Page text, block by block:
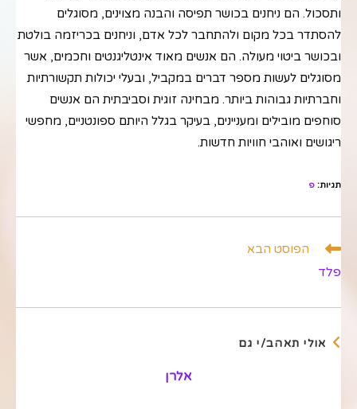
ותסכול. הם ניחנים בכושר תפיסה והבנה מצוינים, מסוגלים
להסתדר בכל מקום ולהתחבר לכל אדם, וניחנים בכריזמה בולטת
ובכושר ביטוי מעולה. הם אנשים מאוד אינטליגנטים וחכמים, אשר
מסוגלים לעשות מספר דברים במקביל, ובעלי יכולות תקשורתיות
וחברתיות גבוהות ביותר. מבחינה זוגית וסביבתית הם אנשים
סוחפים מובילים ומעניינים, בעיקר בגלל היותם ספונטניים, מחפשי
ריגושים ואוהבי חוויות חדשות.
תגיות: פ
לקרוא
נוספים
הפוסט הבא
פלד
אולי תאהב/י גם
אלרן